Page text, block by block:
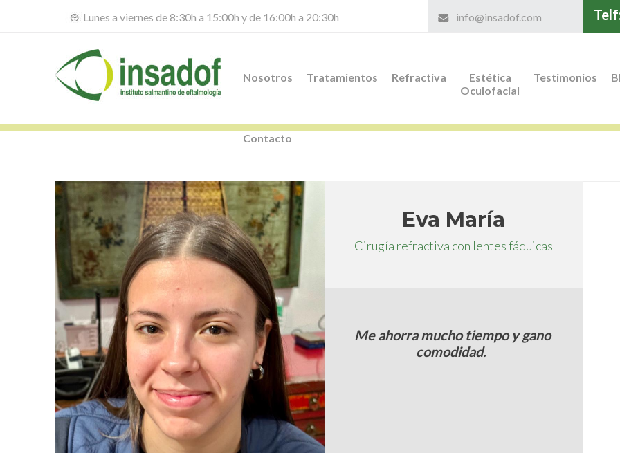
Lunes a viernes de 8:30h a 15:00h y de 16:00h a 20:30h info@insadof.com
Nosotros Tratamientos Refractiva
Estética
Oculofacial
Testimonios
Contacto
Eva María
Cirugía refractiva con lentes fáquicas
Me ahorra mucho tiempo y gano
comodidad.
Navegación
entradas